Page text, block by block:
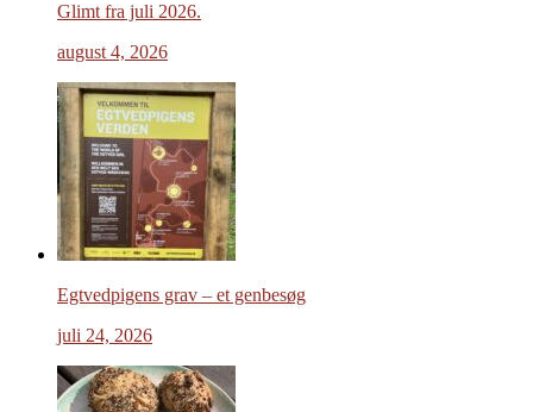
Glimt fra juli 2026.
august 4, 2026
Egtvedpigens grav – et genbesøg
juli 24, 2026